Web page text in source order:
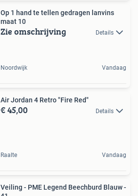
Op 1 hand te tellen gedragen lanvins
maat 10
Zie omschrijving Details
Noordwijk Vandaag
Air Jordan 4 Retro "Fire Red"
€ 45,00 Details
Raalte Vandaag
Veiling - PME Legend Beechburd Blauw -